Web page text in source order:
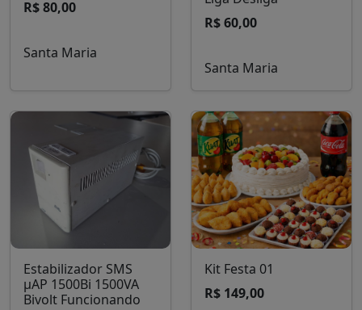
R$ 80,00
Santa Maria
R$ 60,00
Santa Maria
Estabilizador SMS
µAP 1500Bi 1500VA
Bivolt Funcionando
Kit Festa 01
R$ 149,00